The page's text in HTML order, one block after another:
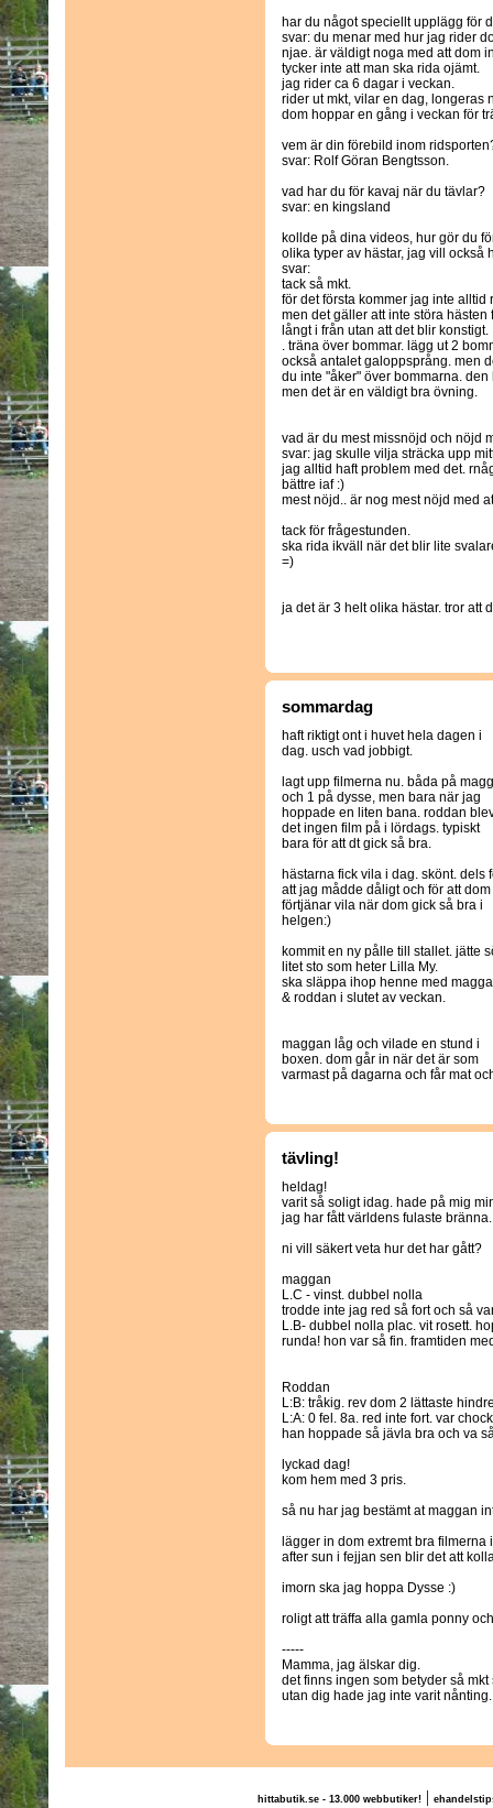
har du något speciellt upplägg för
svar: du menar med hur jag rider
njae. är väldigt noga med att dom
tycker inte att man ska rida ojämt.
jag rider ca 6 dagar i veckan.
rider ut mkt, vilar en dag, longeras
dom hoppar en gång i veckan för
vem är din förebild inom
svar: Rolf Göran Bengtsson.
vad har du för kavaj när du tävlar?
svar: en kingsland
kollde på dina videos, hur gör du
olika typer av hästar, jag vill också
svar:
tack så mkt.
för det första kommer jag inte alltid
men det gäller att inte störa
långt i från utan att det blir konstigt.
. träna över bommar. lägg ut 2
också antalet galoppsprång. men
du inte "åker" över bommarna.
men det är en väldigt bra övning.
vad är du mest missnöjd och nöjd
svar: jag skulle vilja sträcka upp
jag alltid haft problem med det.
bättre iaf :)
mest nöjd.. är nog mest nöjd med
tack för frågestunden.
ska rida ikväll när det blir lite
=)
ja det är 3 helt olika hästar. tror att
sommardag
haft riktigt ont i huvet hela dagen i
dag. usch vad jobbigt.
lagt upp filmerna nu. båda på
och 1 på dysse, men bara när jag
hoppade en liten bana. roddan
det ingen film på i lördags. typiskt
bara för att dt gick så bra.
hästarna fick vila i dag. skönt. dels
att jag mådde dåligt och för att dom
förtjänar vila när dom gick så bra i
helgen:)
kommit en ny pålle till stallet. jätte
litet sto som heter Lilla My.
ska släppa ihop henne med
& roddan i slutet av veckan.
maggan låg och vilade en stund i
boxen. dom går in när det är som
varmast på dagarna och får mat
tävling!
heldag!
varit så soligt idag. hade på mig
jag har fått världens fulaste
ni vill säkert veta hur det har gått?
maggan
L.C - vinst. dubbel nolla
trodde inte jag red så fort och så
L.B- dubbel nolla plac. vit rosett.
runda! hon var så fin. framtiden
Roddan
L:B: tråkig. rev dom 2 lättaste
L:A: 0 fel. 8a. red inte fort. var
han hoppade så jävla bra och va
lyckad dag!
kom hem med 3 pris.
så nu har jag bestämt at maggan
lägger in dom extremt bra filmerna
after sun i fejjan sen blir det att
imorn ska jag hoppa Dysse :)
roligt att träffa alla gamla ponny
-----
Mamma, jag älskar dig.
det finns ingen som betyder så
utan dig hade jag inte varit nånting.
hittabutik.se - 13.000 webbutiker!|